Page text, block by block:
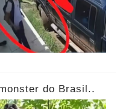
do Brasil..